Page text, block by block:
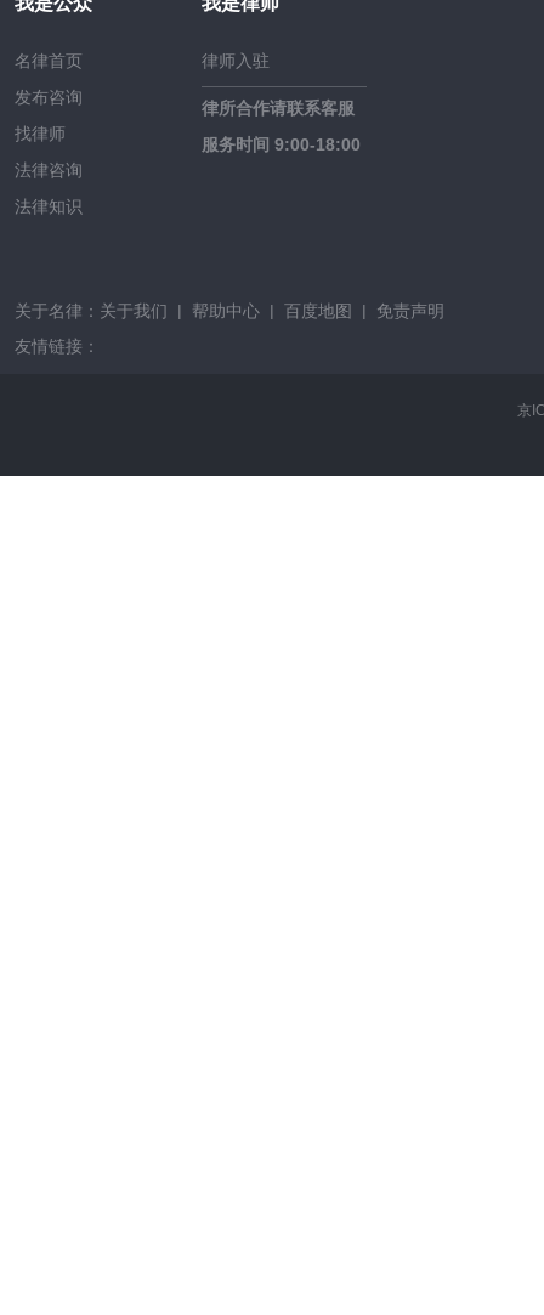
名律首页
发布咨询
找律师
法律咨询
法律知识
律师入驻
律所合作请联系客服
服务时间 9:00-18:00
关于名律： 关于我们 | 帮助中心 | 百度地图 |
免责声明
友情链接：
京